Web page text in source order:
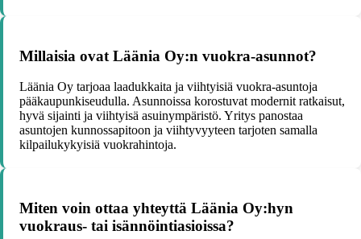
Millaisia ovat Läänia Oy:n vuokra-asunnot?
Läänia Oy tarjoaa laadukkaita ja viihtyisiä vuokra-asuntoja
pääkaupunkiseudulla. Asunnoissa korostuvat modernit ratkaisut,
hyvä sijainti ja viihtyisä asuinympäristö. Yritys panostaa
asuntojen kunnossapitoon ja viihtyvyyteen tarjoten samalla
kilpailukykyisiä vuokrahintoja.
Miten voin ottaa yhteyttä Läänia Oy:hyn
vuokraus- tai isännöintiasioissa?